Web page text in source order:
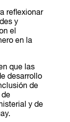
reflexionar
y
el
en la
que las
desarrollo
de
de
y de